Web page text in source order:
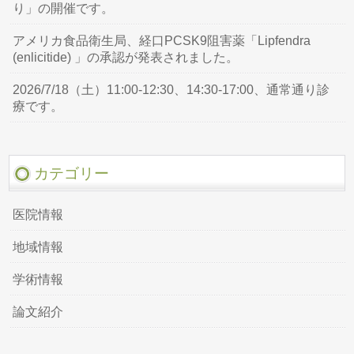
り」の開催です。
アメリカ食品衛生局、経口PCSK9阻害薬「Lipfendra
(enlicitide) 」の承認が発表されました。
2026/7/18（土）11:00-12:30、14:30-17:00、通常通り診
療です。
カテゴリー
医院情報
地域情報
学術情報
論文紹介